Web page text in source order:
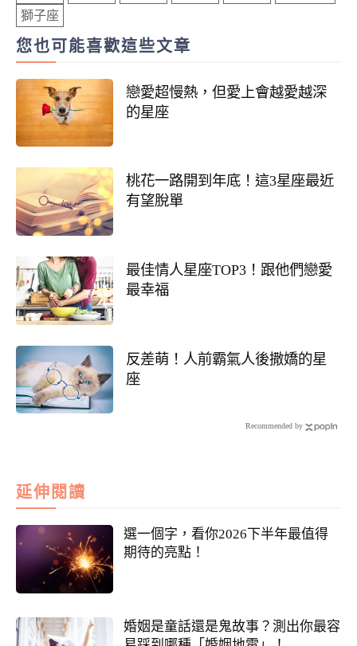
獅子座
您也可能喜歡這些文章
戀愛超慢熱，但愛上會越愛越深
的星座
桃花一路開到年底！這3星座最近
有望脫單
最佳情人星座TOP3！跟他們戀愛
最幸福
反差萌！人前霸氣人後撒嬌的星
座
Recommended by
延伸閱讀
選一個字，看你2026下半年最值得
期待的亮點！
婚姻是童話還是鬼故事？測出你最容